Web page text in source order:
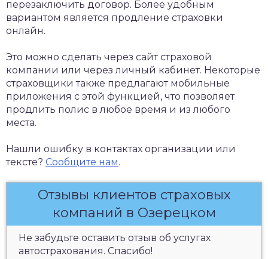
перезаключить договор. Более удобным
вариантом является продление страховки
онлайн.
Это можно сделать через сайт страховой
компании или через личный кабинет. Некоторые
страховщики также предлагают мобильные
приложения с этой функцией, что позволяет
продлить полис в любое время и из любого
места.
Нашли ошибку в контактах организации или
тексте? Сообщите нам.
Отзывы клиентов страховых
компаний в Озерецком
Не забудьте оставить отзыв об услугах
автострахования. Спасибо!